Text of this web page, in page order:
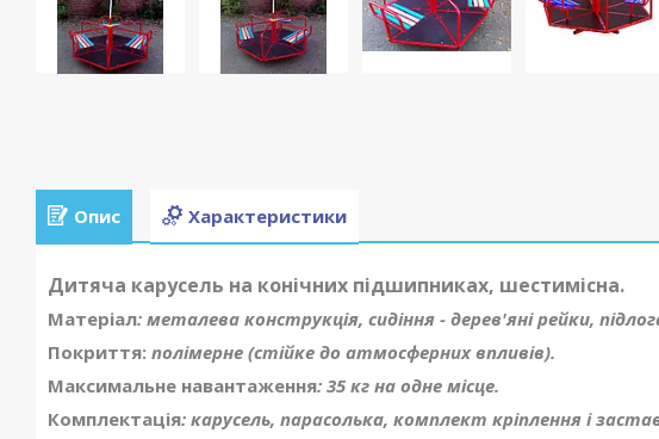
Опис Характеристики
Дитяча карусель на конічних підшипниках, шестимісна.
Матеріал: металева конструкція, сидіння - дерев'яні рейки,
Покриття: полімерне (стійке до атмосферних впливів).
Максимальне навантаження: 35 кг на одне місце.
Комплектація: карусель, парасолька, комплект кріплення і